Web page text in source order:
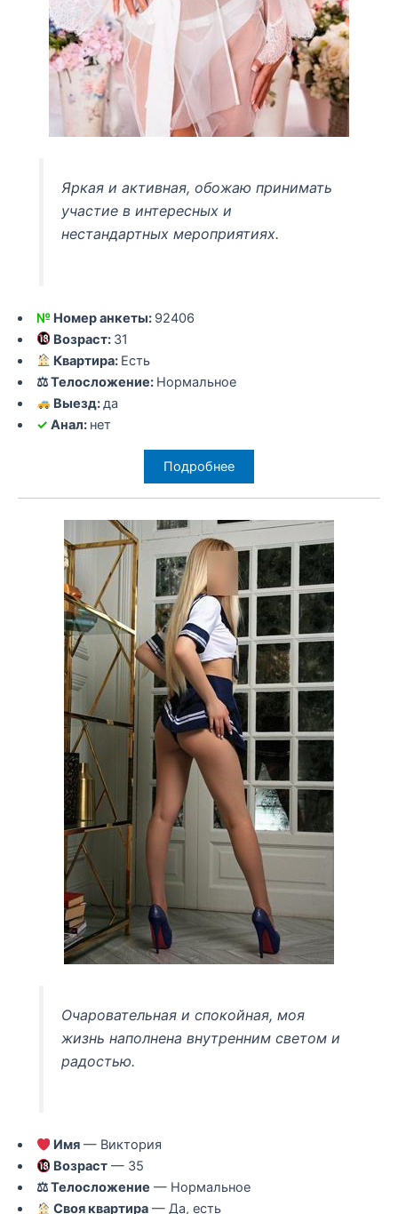
Яркая и активная, обожаю принимать
участие в интересных и
нестандартных мероприятиях.
№ Номер анкеты: 92406
Возраст: 31
Квартира: Есть
⚖ Телосложение: Нормальное
Выезд: да
✓ Анал: нет
Подробнее
Очаровательная и спокойная, моя
жизнь наполнена внутренним светом и
радостью.
Имя — Виктория
Возраст — 35
⚖ Телосложение — Нормальное
Своя квартира — Да, есть